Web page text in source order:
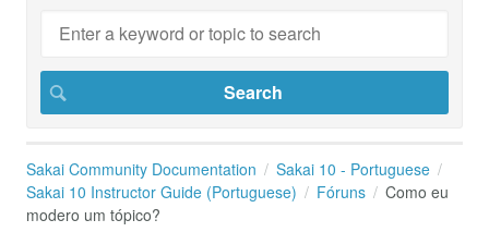
Sakai Community Documentation
Sakai 10 - Portuguese
Sakai 10 Instructor Guide (Portuguese)
Fóruns
Como eu
modero um tópico?